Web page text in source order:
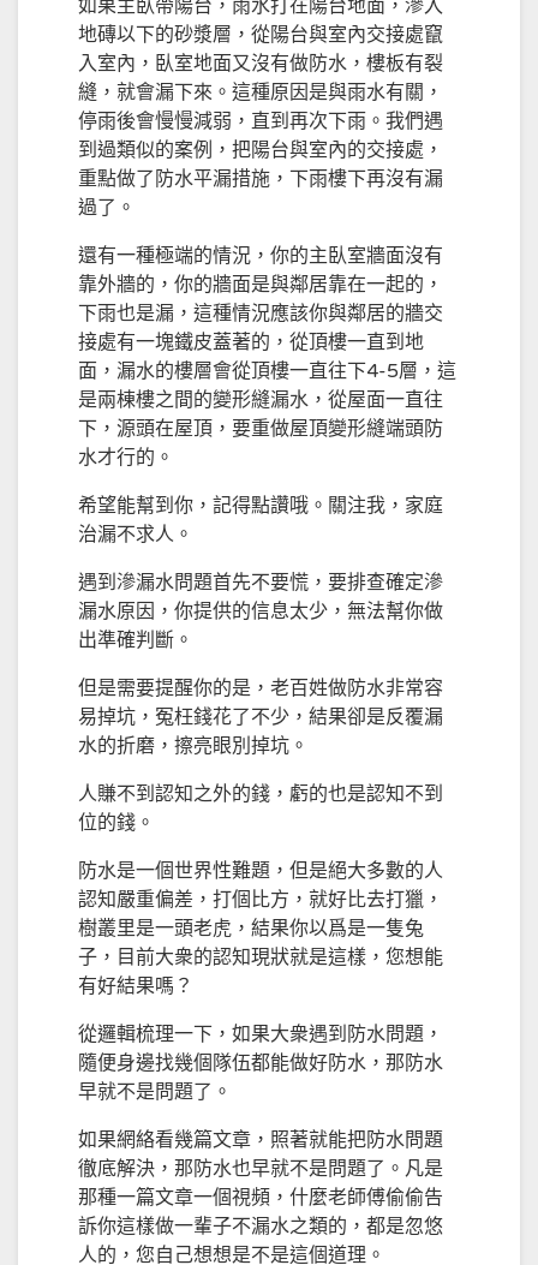
如果主臥帶陽台，雨水打在陽台地面，滲入
地磚以下的砂漿層，從陽台與室內交接處竄
入室內，臥室地面又沒有做防水，樓板有裂
縫，就會漏下來。這種原因是與雨水有關，
停雨後會慢慢減弱，直到再次下雨。我們遇
到過類似的案例，把陽台與室內的交接處，
重點做了防水平漏措施，下雨樓下再沒有漏
過了。
還有一種極端的情況，你的主臥室牆面沒有
靠外牆的，你的牆面是與鄰居靠在一起的，
下雨也是漏，這種情況應該你與鄰居的牆交
接處有一塊鐵皮蓋著的，從頂樓一直到地
面，漏水的樓層會從頂樓一直往下4-5層，這
是兩棟樓之間的變形縫漏水，從屋面一直往
下，源頭在屋頂，要重做屋頂變形縫端頭防
水才行的。
希望能幫到你，記得點讚哦。關注我，家庭
治漏不求人。
遇到滲漏水問題首先不要慌，要排查確定滲
漏水原因，你提供的信息太少，無法幫你做
出準確判斷。
但是需要提醒你的是，老百姓做防水非常容
易掉坑，冤枉錢花了不少，結果卻是反覆漏
水的折磨，擦亮眼別掉坑。
人賺不到認知之外的錢，虧的也是認知不到
位的錢。
防水是一個世界性難題，但是絕大多數的人
認知嚴重偏差，打個比方，就好比去打獵，
樹叢里是一頭老虎，結果你以爲是一隻兔
子，目前大衆的認知現狀就是這樣，您想能
有好結果嗎？
從邏輯梳理一下，如果大衆遇到防水問題，
隨便身邊找幾個隊伍都能做好防水，那防水
早就不是問題了。
如果網絡看幾篇文章，照著就能把防水問題
徹底解決，那防水也早就不是問題了。凡是
那種一篇文章一個視頻，什麼老師傅偷偷告
訴你這樣做一輩子不漏水之類的，都是忽悠
人的，您自己想想是不是這個道理。